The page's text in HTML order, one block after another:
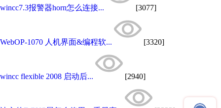
wincc7.3报警器horn怎么连接... [3077]
WebOP-1070 人机界面&编程软... [3320]
wincc flexible 2008 启动后... [2940]